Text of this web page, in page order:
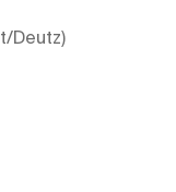
Deutz)